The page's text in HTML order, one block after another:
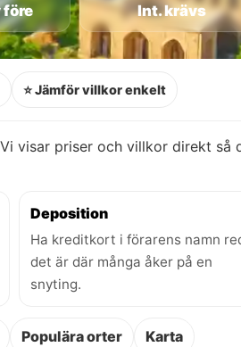
före Int. krävs
⭐ Jämför villkor enkelt
visar priser och villkor direkt så
Deposition
Ha kreditkort i förarens namn
det är där många åker på en
snyting.
Populära orter Karta